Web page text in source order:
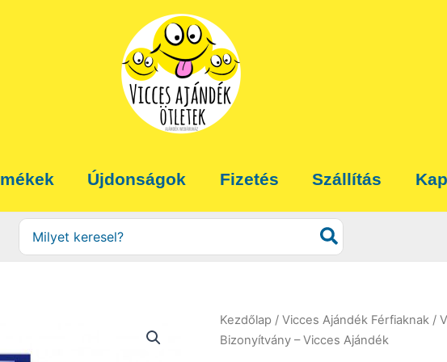
Újdonságok Fizetés Szállítás
Search
for:
Kezdőlap / Vicces Ajándék Férfiaknak /
Bizonyítvány – Vicces Ajándék